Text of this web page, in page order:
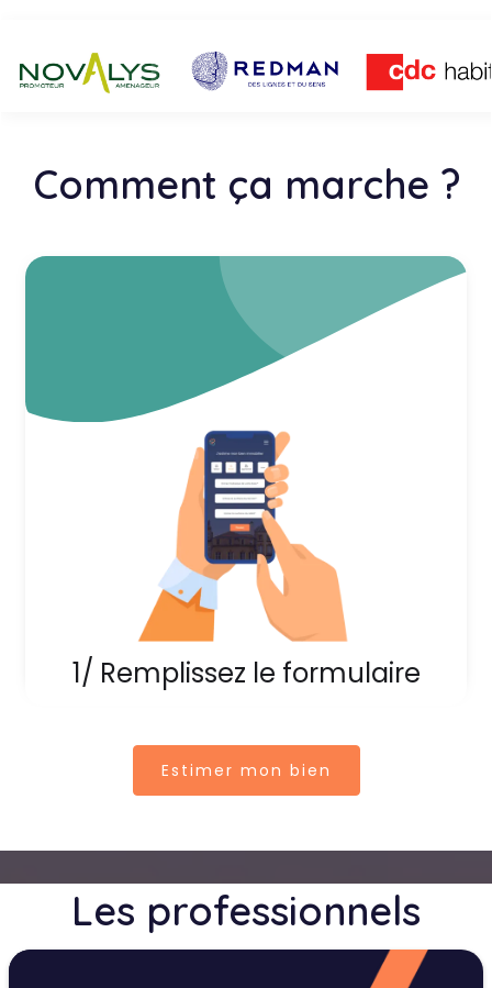
Comment ça marche ?
1/ Remplissez le formulaire
Estimer mon bien
Les professionnels